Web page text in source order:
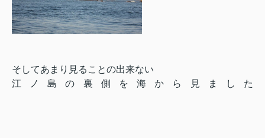
そしてあまり見ることの出来ない
江ノ島の裏側を海から見ました